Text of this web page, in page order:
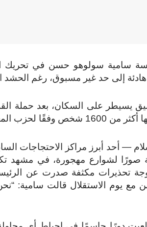
على السكان، بعد حملة
“تشاديما”.
— أحد أبرز مراكز الاحتجاجات
صورًا لشوارع مهجورة، في مشهد
تحذيرات مكثفة صدرت عن
مع يوم الاستقلال قالت سامية: